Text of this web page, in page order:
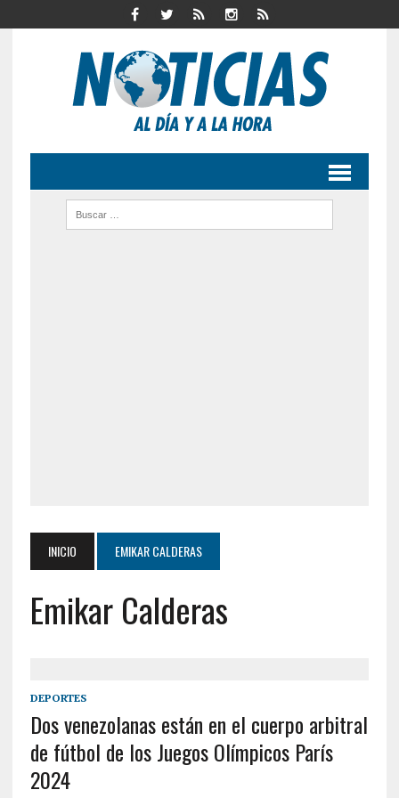
INICIO EMIKAR CALDERAS
Emikar Calderas
DEPORTES
Dos venezolanas están en el cuerpo arbitral
de fútbol de los Juegos Olímpicos París
2024